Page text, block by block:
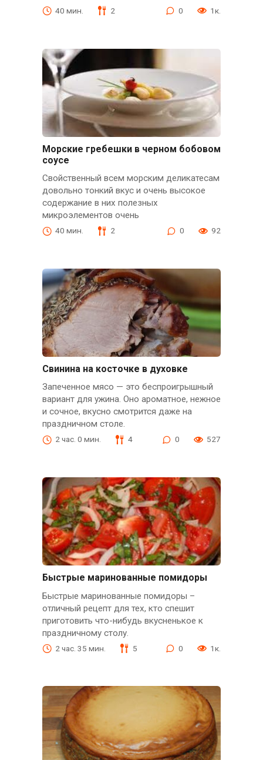
40 мин. 2 0 1к.
Морские гребешки в черном бобовом
соусе
Свойственный всем морским деликатесам
довольно тонкий вкус и очень высокое
содержание в них полезных
микроэлементов очень
40 мин. 2 0 92
Свинина на косточке в духовке
Запеченное мясо — это беспроигрышный
вариант для ужина. Оно ароматное, нежное
и сочное, вкусно смотрится даже на
праздничном столе.
2 час. 0 мин. 4 0 527
Быстрые маринованные помидоры
Быстрые маринованные помидоры –
отличный рецепт для тех, кто спешит
приготовить что-нибудь вкусненькое к
праздничному столу.
2 час. 35 мин. 5 0 1к.